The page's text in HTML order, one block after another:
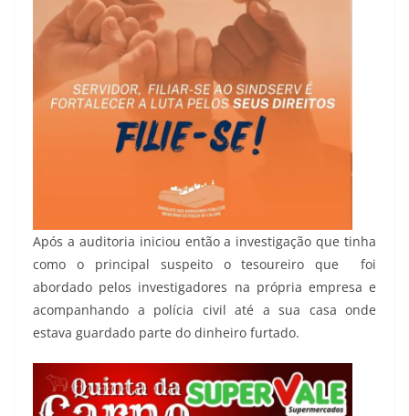
Após a auditoria iniciou então a investigação que tinha
como o principal suspeito o tesoureiro que foi
abordado pelos investigadores na própria empresa e
acompanhando a polícia civil até a sua casa onde
estava guardado parte do dinheiro furtado.